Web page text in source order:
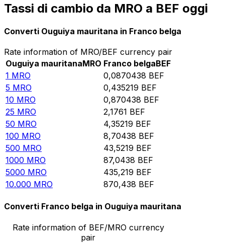
Tassi di cambio da MRO a BEF oggi
Converti Ouguiya mauritana in Franco belga
Rate information of MRO/BEF currency pair
Ouguiya mauritanaMRO Franco belgaBEF
1 MRO 0,0870438 BEF
5 MRO 0,435219 BEF
10 MRO 0,870438 BEF
25 MRO 2,1761 BEF
50 MRO 4,35219 BEF
100 MRO 8,70438 BEF
500 MRO 43,5219 BEF
1000 MRO 87,0438 BEF
5000 MRO 435,219 BEF
10.000 MRO 870,438 BEF
Converti Franco belga in Ouguiya mauritana
Rate information of BEF/MRO currency
pair